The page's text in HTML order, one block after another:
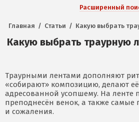
Расширенный
Главная
  /
Статьи
  /
Какую выбрать
Какую выбрать траурную
Траурными лентами дополняют
«собирают» композицию, делают
адресованной усопшему. На ленте
преподнесён венок, а также самые
и сожаления.